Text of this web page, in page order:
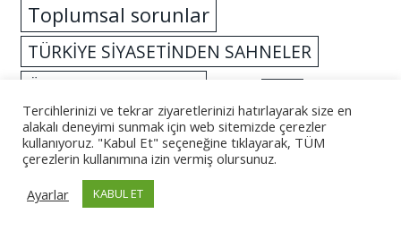
Toplumsal sorunlar
TÜRKİYE SİYASETİNDEN SAHNELER
Özgürlük mücadelesi
© 2026 - Altüst
Tercihlerinizi ve tekrar ziyaretlerinizi hatırlayarak size en
alakalı deneyimi sunmak için web sitemizde çerezler
kullanıyoruz. "Kabul Et" seçeneğine tıklayarak, TÜM
çerezlerin kullanımına izin vermiş olursunuz.
Ayarlar
KABUL ET